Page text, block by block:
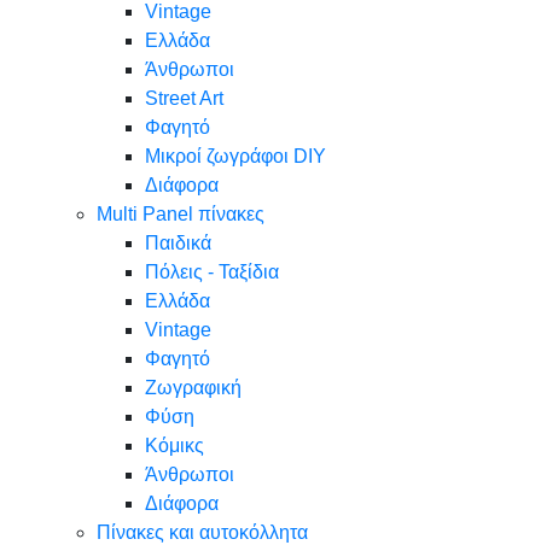
Vintage
Ελλάδα
Άνθρωποι
Street Art
Φαγητό
Μικροί ζωγράφοι DIY
Διάφορα
Multi Panel πίνακες
Παιδικά
Πόλεις - Ταξίδια
Ελλάδα
Vintage
Φαγητό
Ζωγραφική
Φύση
Κόμικς
Άνθρωποι
Διάφορα
Πίνακες και αυτοκόλλητα